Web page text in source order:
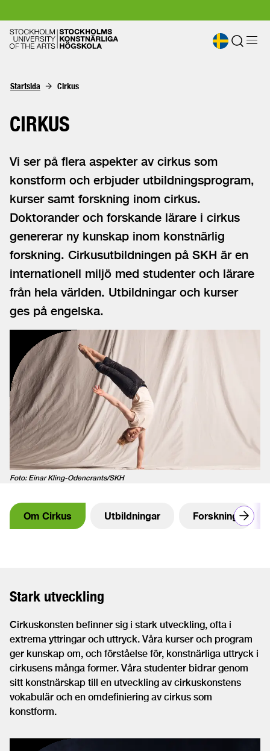
Startsida Cirkus
CIRKUS
Vi ser på flera aspekter av cirkus som
konstform och erbjuder utbildningsprogram,
kurser samt forskning inom cirkus.
Doktorander och forskande lärare i cirkus
genererar ny kunskap inom konstnärlig
forskning. Cirkusutbildningen på SKH är en
internationell miljö med studenter och lärare
från hela världen. Utbildningar och kurser
ges på engelska.
Foto: Einar Kling-Odencrants/SKH
Om Cirkus Utbildningar Forskning
Stark utveckling
Cirkuskonsten befinner sig i stark utveckling, ofta i
extrema yttringar och uttryck. Våra kurser och program
ger kunskap om, och förståelse för, konstnärliga uttryck i
cirkusens många former. Våra studenter bidrar genom
sitt konstnärskap till en utveckling av cirkuskonstens
vokabulär och en omdefiniering av cirkus som
konstform.